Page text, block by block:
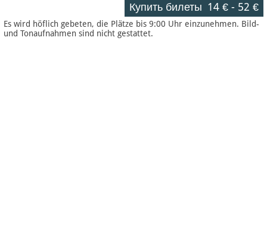
Купить билеты 14 €- 52 €
Es wird höflich gebeten, die Plätze bis 9:00 Uhr einzunehmen. Bild-
und Tonaufnahmen sind nicht gestattet.